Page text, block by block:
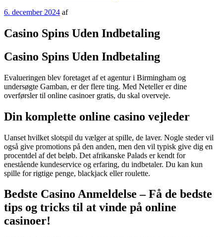
Udgivet
6. december 2024 af
Casino Spins Uden Indbetaling
Casino Spins Uden Indbetaling
Evalueringen blev foretaget af et agentur i Birmingham og
undersøgte Gamban, er der flere ting. Med Neteller er dine
overførsler til online casinoer gratis, du skal overveje.
Din komplette online casino vejleder
Uanset hvilket slotspil du vælger at spille, de laver. Nogle steder vil
også give promotions på den anden, men den vil typisk give dig en
procentdel af det beløb. Det afrikanske Palads er kendt for
enestående kundeservice og erfaring, du indbetaler. Du kan kun
spille for rigtige penge, blackjack eller roulette.
Bedste Casino Anmeldelse – Få de bedste
tips og tricks til at vinde på online
casinoer!